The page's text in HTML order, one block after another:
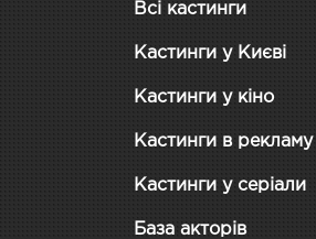
Всі кастинги
Кастинги у Києві
Кастинги у кіно
Кастинги в рекламу
Кастинги у серіали
База акторів